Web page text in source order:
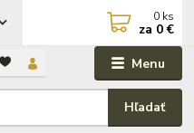
Menu
Hľadať
0 ks
za 0 €